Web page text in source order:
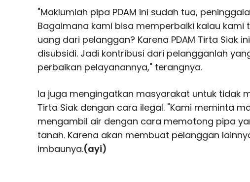
"Maklumlah pipa PDAM ini sudah tua,
Bagaimana kami bisa memperbaiki kalau kami
uang dari pelanggan? Karena PDAM Tirta Siak
disubsidi. Jadi kontribusi dari pelangganlah
perbaikan pelayanannya," terangnya.
Ia juga mengingatkan masyarakat untuk tidak
Tirta Siak dengan cara ilegal. "Kami meminta
mengambil air dengan cara memotong pipa
tanah. Karena akan membuat pelanggan
imbaunya.(ayi)